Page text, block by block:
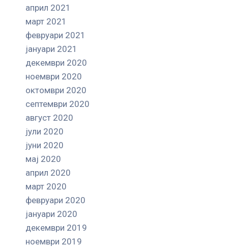
април 2021
март 2021
февруари 2021
јануари 2021
декември 2020
ноември 2020
октомври 2020
септември 2020
август 2020
јули 2020
јуни 2020
мај 2020
април 2020
март 2020
февруари 2020
јануари 2020
декември 2019
ноември 2019